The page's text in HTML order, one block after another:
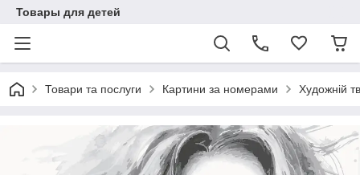
Товары для детей
Товари та послуги Картини за номерами Художній